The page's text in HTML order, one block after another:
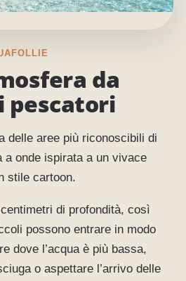
da
pescatori
delle aree più riconoscibili di
a onde ispirata a un vivace
stile cartoon.
centimetri di profondità, così
possono entrare in modo
dove l’acqua è più bassa,
o aspettare l’arrivo delle